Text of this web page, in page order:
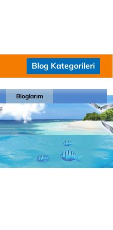
Blog Kategorileri
Bloglarım